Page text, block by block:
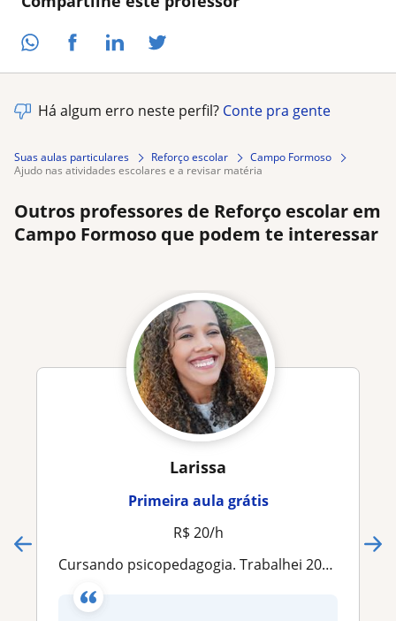
Há algum erro neste perfil? Conte pra gente
Suas aulas particulares Reforço escolar
Campo Formoso
ajudo nas atividades escolares e a revisar matéria
Outros professores de Reforço escolar em
Campo Formoso que podem te interessar
Larissa
Primeira aula grátis
R$ 20/h
Cursando psicopedagogia. Trabalhei 2022 com o 6°ano( matemática,inglês) Metade desse ano com o outro 6° e agora estou com o 2°ano